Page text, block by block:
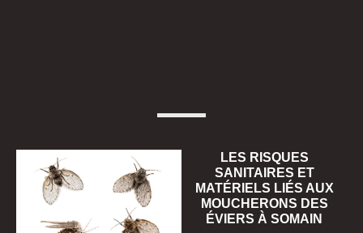
LES RISQUES
SANITAIRES ET
MATÉRIELS LIÉS AUX
MOUCHERONS DES
ÉVIERS À SOMAIN